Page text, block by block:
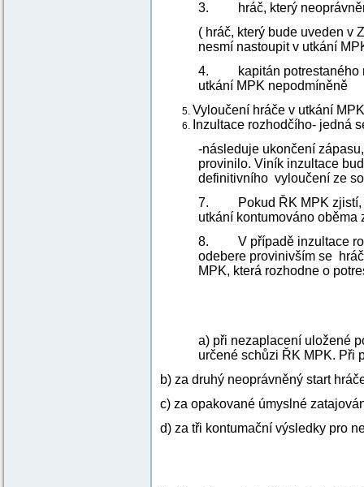
3. hráč, který
( hráč, který bude uveden v
nesmí nastoupit v utkání
4. kapitán potrestaného
utkání MPK nepodmíněně
Vyloučení hráče v utkání
Inzultace rozhodčího- jedná
-následuje ukončení
provinilo. Viník inzultace
definitivního vyloučení ze
7. Pokud ŘK MPK zjistí,
utkání kontumováno oběma
8. V případě inzultace
odebere provinivším se
MPK, která rozhodne o
a) při nezaplacení uložené
určené schůzi ŘK MPK. Při
b) za druhý neoprávněný start
c) za opakované úmyslné
d) za tři kontumační výsledky pro